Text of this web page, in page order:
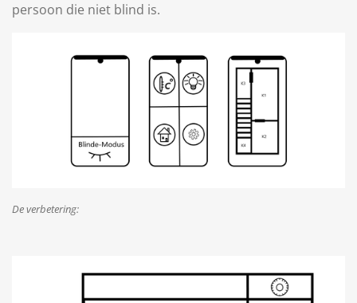
persoon die niet blind is.
De verbetering: